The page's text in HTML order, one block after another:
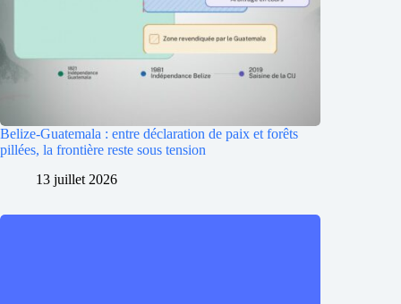
Belize-Guatemala : entre déclaration de paix et forêts
pillées, la frontière reste sous tension
13 juillet 2026